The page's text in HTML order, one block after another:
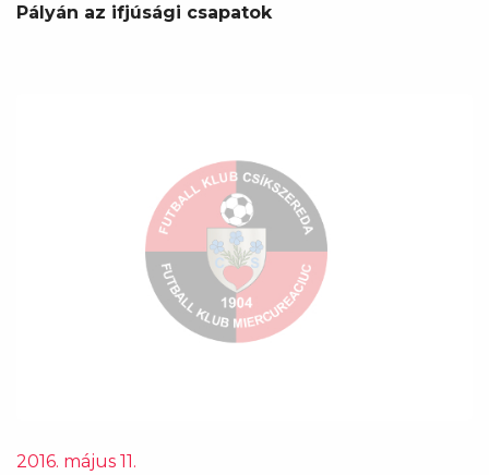
Pályán az ifjúsági csapatok
2016. május 11.